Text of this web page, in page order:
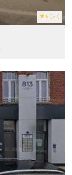
5 (97)